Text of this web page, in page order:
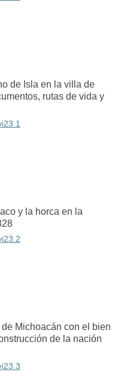
de Isla en la villa de
rutas de vida y
y la horca en la
Michoacán con el bien
de la nación